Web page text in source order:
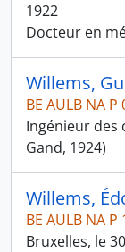
1922
Docteur en
Willems,
BE AULB NA P
Ingénieur des
Gand, 1924)
Willems,
BE AULB NA P
Bruxelles, le